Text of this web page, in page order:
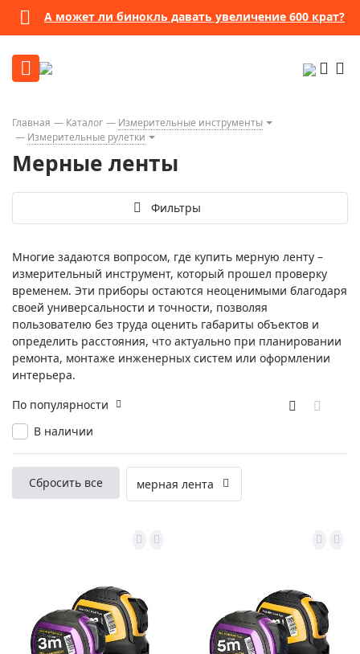
А может ли бинокль давать увеличение 600 крат?
Главная Каталог
Измерительные инструменты
Измерительные рулетки
Мерные ленты
Фильтры
Многие задаются вопросом, где купить мерную ленту –
измерительный инструмент, который прошел проверку
временем. Эти приборы остаются неоценимыми благодаря
своей универсальности и точности, позволяя
пользователю без труда оценить габариты объектов и
определить расстояния, что актуально при планировании
ремонта, монтаже инженерных систем или оформлении
интерьера.
В наличии
По популярности
Сбросить все мерная лента